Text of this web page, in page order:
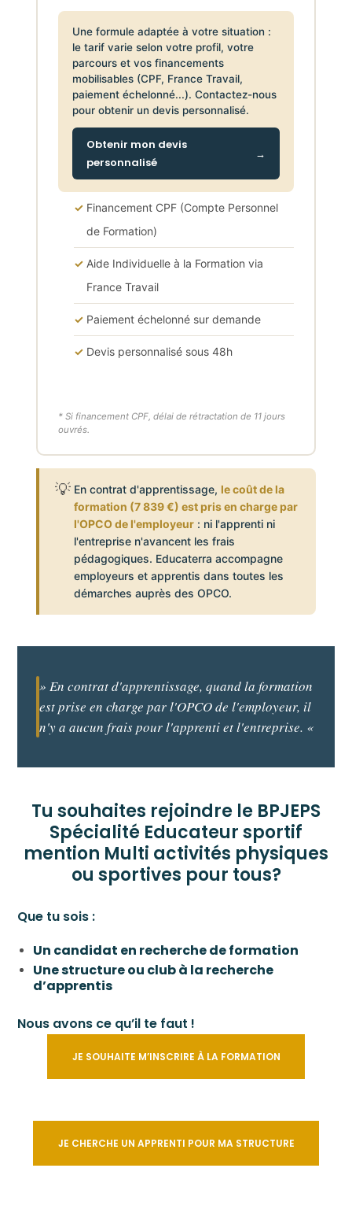
Une formule adaptée à votre situation :
le tarif varie selon votre profil, votre
parcours et vos financements
mobilisables (CPF, France Travail,
paiement échelonné...). Contactez-nous
pour obtenir un devis personnalisé.
Obtenir mon devis
personnalisé
Financement CPF (Compte Personnel
de Formation)
Aide Individuelle à la Formation via
France Travail
Paiement échelonné sur demande
Devis personnalisé sous 48h
* Si financement CPF, délai de rétractation de 11 jours
ouvrés.
💡 En contrat d'apprentissage,le coût de la
formation (7 839 €) est pris en charge par
l'OPCO de l'employeur : ni l'apprenti ni
l'entreprise n'avancent les frais
pédagogiques. Educaterra accompagne
employeurs et apprentis dans toutes les
démarches auprès des OPCO.
» En contrat d'apprentissage, quand la formation
est prise en charge par l'OPCO de l'employeur, il
n'y a aucun frais pour l'apprenti et l'entreprise. «
Tu souhaites rejoindre le BPJEPS
Spécialité Educateur sportif
mention Multi activités physiques
ou sportives pour tous?
Que tu sois :
Un candidat en recherche de formation
Une structure ou club à la recherche
d’apprentis
Nous avons ce qu’il te faut !
JE SOUHAITE M’INSCRIRE À LA FORMATION
JE CHERCHE UN APPRENTI POUR MA STRUCTURE